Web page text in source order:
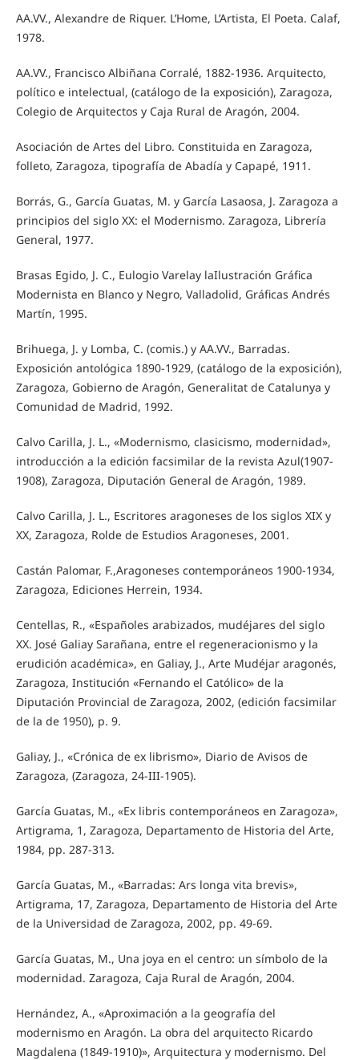
AA.VV., Alexandre de Riquer. L’Home, L’Artista, El Poeta. Calaf,
1978.
AA.VV., Francisco Albiñana Corralé, 1882-1936. Arquitecto,
político e intelectual, (catálogo de la exposición), Zaragoza,
Colegio de Arquitectos y Caja Rural de Aragón, 2004.
Asociación de Artes del Libro. Constituida en Zaragoza,
folleto, Zaragoza, tipografía de Abadía y Capapé, 1911.
Borrás, G., García Guatas, M. y García Lasaosa, J. Zaragoza a
principios del siglo XX: el Modernismo. Zaragoza, Librería
General, 1977.
Brasas Egido, J. C., Eulogio Varelay laIlustración Gráfica
Modernista en Blanco y Negro, Valladolid, Gráficas Andrés
Martín, 1995.
Brihuega, J. y Lomba, C. (comis.) y AA.VV., Barradas.
Exposición antológica 1890-1929, (catálogo de la exposición),
Zaragoza, Gobierno de Aragón, Generalitat de Catalunya y
Comunidad de Madrid, 1992.
Calvo Carilla, J. L., «Modernismo, clasicismo, modernidad»,
introducción a la edición facsimilar de la revista Azul(1907-
1908), Zaragoza, Diputación General de Aragón, 1989.
Calvo Carilla, J. L., Escritores aragoneses de los siglos XIX y
XX, Zaragoza, Rolde de Estudios Aragoneses, 2001.
Castán Palomar, F.,Aragoneses contemporáneos 1900-1934,
Zaragoza, Ediciones Herrein, 1934.
Centellas, R., «Españoles arabizados, mudéjares del siglo
XX. José Galiay Sarañana, entre el regeneracionismo y la
erudición académica», en Galiay, J., Arte Mudéjar aragonés,
Zaragoza, Institución «Fernando el Católico» de la
Diputación Provincial de Zaragoza, 2002, (edición facsimilar
de la de 1950), p. 9.
Galiay, J., «Crónica de ex librismo», Diario de Avisos de
Zaragoza, (Zaragoza, 24-III-1905).
García Guatas, M., «Ex libris contemporáneos en Zaragoza»,
Artigrama, 1, Zaragoza, Departamento de Historia del Arte,
1984, pp. 287-313.
García Guatas, M., «Barradas: Ars longa vita brevis»,
Artigrama, 17, Zaragoza, Departamento de Historia del Arte
de la Universidad de Zaragoza, 2002, pp. 49-69.
García Guatas, M., Una joya en el centro: un símbolo de la
modernidad. Zaragoza, Caja Rural de Aragón, 2004.
Hernández, A., «Aproximación a la geografía del
modernismo en Aragón. La obra del arquitecto Ricardo
Magdalena (1849-1910)», Arquitectura y modernismo. Del